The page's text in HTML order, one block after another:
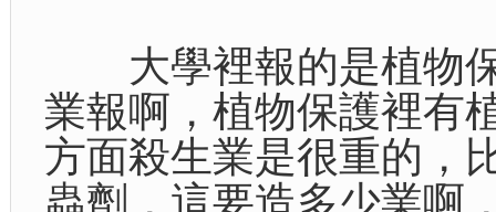
大學裡報的是植物保
業報啊，植物保護裡有
方面殺生業是很重的，
蟲劑，這要造多少業啊